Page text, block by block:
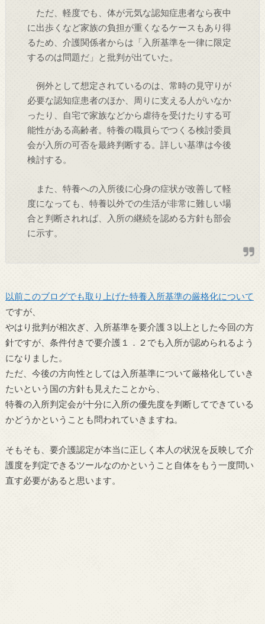
ただ、軽度でも、体が元気な認知症患者なら夜中
に出歩くなど家族の負担が重くなるケースもあり得
るため、介護関係者からは「入所基準を一律に限定
するのは問題だ」と批判が出ていた。
例外として想定されているのは、常時の見守りが
必要な認知症患者のほか、周りに支える人がいなか
ったり、自宅で家族などから虐待を受けたりする可
能性がある高齢者。特養の職員らでつくる検討委員
会が入所の可否を最終判断する。詳しい基準は今後
検討する。
また、特養への入所後に心身の症状が改善して軽
度になっても、特養以外での生活が非常に難しい場
合と判断されれば、入所の継続を認める方針も部会
に示す。
以前このブログでも取り上げた特養入所基準の厳格化について
ですが、
やはり批判が相次ぎ、入所基準を要介護３以上とした今回の方
針ですが、条件付きで要介護１．２でも入所が認められるよう
になりました。
ただ、今後の方向性としては入所基準について厳格化していき
たいという国の方針も見えたことから、
特養の入所判定会が十分に入所の優先度を判断してできている
かどうかということも問われていきますね。
そもそも、要介護認定が本当に正しく本人の状況を反映して介
護度を判定できるツールなのかということ自体をもう一度問い
直す必要があると思います。